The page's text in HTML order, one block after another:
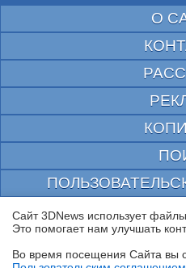
О
© 1997—2026 Электронное
выдано Федеральной Службой по надзору
Сайт 3DNews использует
Это помогает нам улучшать
Во время посещения Cайта вы